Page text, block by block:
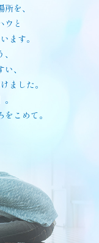
を、
ウと
ます。
、
ました。
こめて。